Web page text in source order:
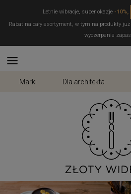
Letnie wibracje, super okazje -10%,
Rabat na cały asortyment, w tym na produkty
wyczerpania
Marki Dla architekta